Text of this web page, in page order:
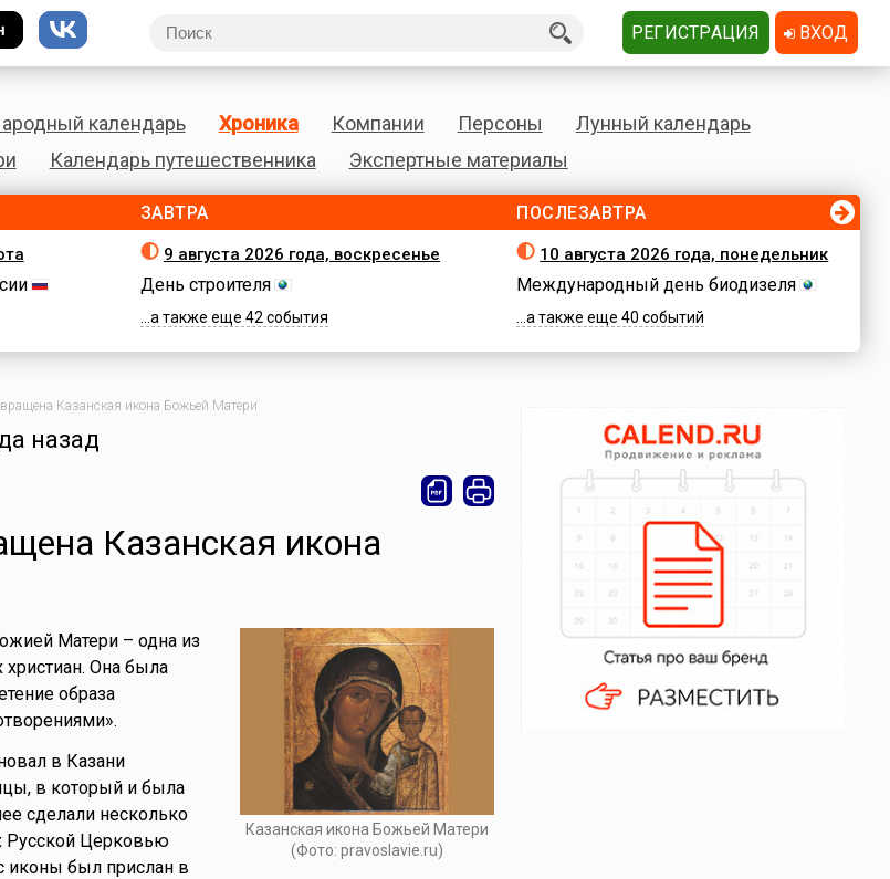
календарь Хроника Компании Персоны
Лунный календарь
Календарь путешественника Экспертные материалы
ЗАВТРА
9 августа 2026 года, воскресенье
День строителя
...а также еще 42 события
ПОСЛЕЗАВТРА
10 августа 2026 года, понедельник
Международный день биодизеля
...а также еще 40 событий
Казанская икона Божьей Матери
назад
Казанская икона
Казанская икона Божьей Матери
(Фото: pravoslavie.ru)
Матери – одна из
Она была
образа
в Казани
в который и была
сделали несколько
Русской Церковью
иконы был прислан в
РЕГИСТРАЦИЯ ВХОД